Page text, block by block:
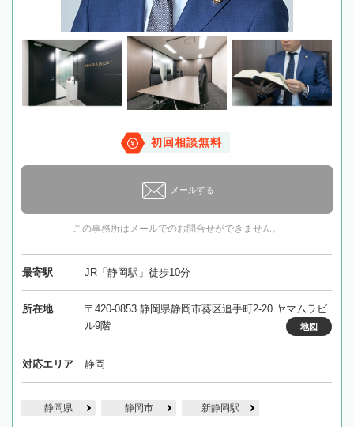
初回相談無料
メールする
この事務所はメールでのお問合せができません。
最寄駅 JR「静岡駅」徒歩10分
所在地
〒420-0853 静岡県静岡市葵区追手町2-20 ヤマムラビ
ル9階
地図
対応エリア 静岡
静岡県 静岡市 新静岡駅